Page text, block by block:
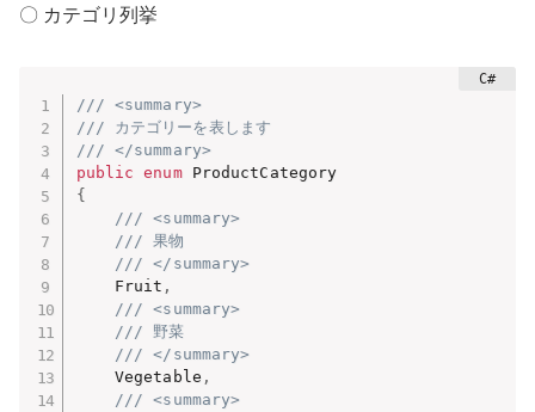
〇 カテゴリ列挙
/// <summary>
/// カテゴリーを表します
/// </summary>
public
enum
{
/// <summary>
/// 果物
/// </summary>
    Fruit
,
/// <summary>
/// 野菜
/// </summary>
    Vegetable
,
/// <summary>